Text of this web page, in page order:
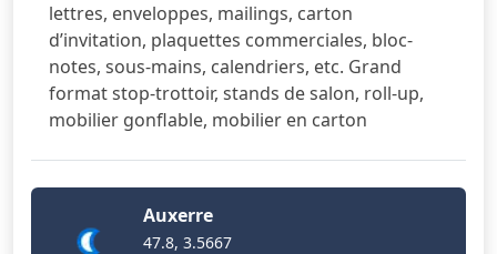
lettres, enveloppes, mailings, carton
d’invitation, plaquettes commerciales, bloc-
notes, sous-mains, calendriers, etc. Grand
format stop-trottoir, stands de salon, roll-up,
mobilier gonflable, mobilier en carton
Auxerre
47.8, 3.5667